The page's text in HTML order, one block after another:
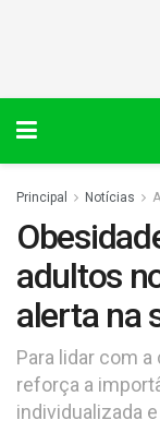
Principal Notícias
adultos
alerta na
Para lidar com
reforça a
individualizada